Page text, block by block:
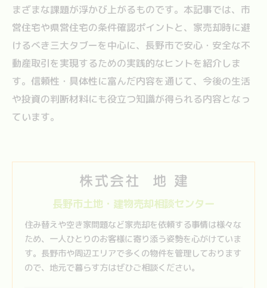
まざまな課題が浮かび上がるものです。本記事では、市
営住宅や県営住宅の条件確認ポイントと、家売却時に避
けるべき三大タブーを中心に、長野市で安心・安全な不
動産取引を実現するための実践的なヒントを紹介しま
す。信頼性・具体性に富んだ内容を通じて、今後の生活
や投資の判断材料にも役立つ知識が得られる内容となっ
ています。
長野市土地・建物売却相談センター
住み替えや空き家問題など家売却を依頼する事情は様々な
ため、一人ひとりのお客様に寄り添う姿勢を心がけていま
す。長野市や周辺エリアで多くの物件を管理しております
ので、地元で暮らす方はぜひご相談ください。